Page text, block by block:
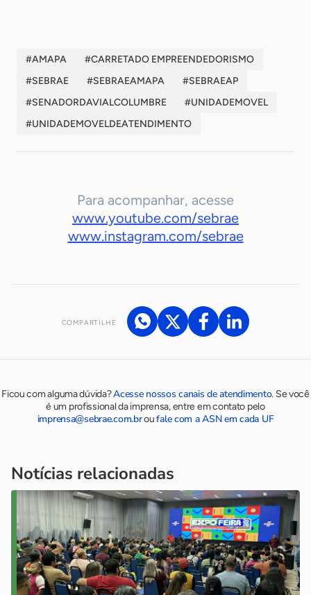
#AMAPA
#CARRETADO EMPREENDEDORISMO
#SEBRAE
#SEBRAEAMAPA
#SEBRAEAP
#SENADORDAVIALCOLUMBRE
#UNIDADEMOVEL
#UNIDADEMOVELDEATENDIMENTO
Para acompanhar, acesse
www.youtube.com/sebrae
www.instagram.com/sebrae
COMPARTILHE
Ficou com alguma dúvida?Acesse nossos canais de atendimento. Se você
é um profissional da imprensa, entre em contato pelo
imprensa@sebrae.com.broufale com a ASN em cada UF
Notícias relacionadas